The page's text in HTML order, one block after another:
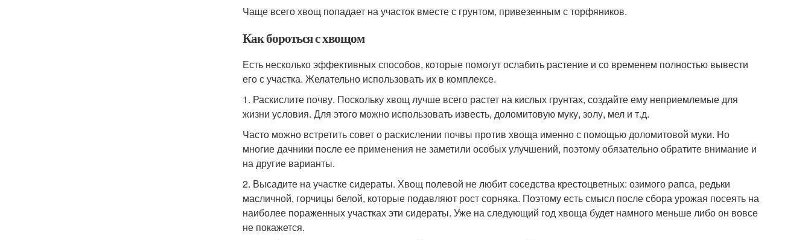
Чаще всего хвощ попадает на участок вместе с грунтом, привезенным с торфяников.
Как бороться с хвощом
Есть несколько эффективных способов, которые помогут ослабить растение и со временем полностью вывести
его с участка. Желательно использовать их в комплексе.
1. Раскислите почву. Поскольку хвощ лучше всего растет на кислых грунтах, создайте ему неприемлемые для
жизни условия. Для этого можно использовать известь, доломитовую муку, золу, мел и т.д.
Часто можно встретить совет о раскислении почвы против хвоща именно с помощью доломитовой муки. Но
многие дачники после ее применения не заметили особых улучшений, поэтому обязательно обратите внимание и
на другие варианты.
2. Высадите на участке сидераты. Хвощ полевой не любит соседства крестоцветных: озимого рапса, редьки
масличной, горчицы белой, которые подавляют рост сорняка. Поэтому есть смысл после сбора урожая посеять на
наиболее пораженных участках эти сидераты. Уже на следующий год хвоща будет намного меньше либо он вовсе
не покажется.